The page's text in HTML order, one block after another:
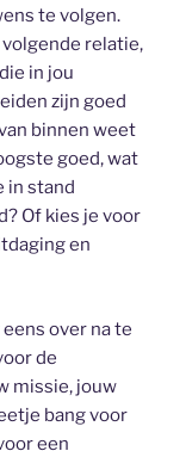
te volgen.
volgende relatie,
in jou
zijn goed
binnen weet
goed, wat
in stand
Of kies je voor
en
over na te
de
missie, jouw
bang voor
een